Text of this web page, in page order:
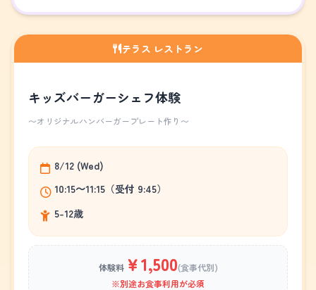
テラス レストラン
キッズバーガーシェフ体験
～オリジナルハンバーガープレート作り～
8/12 (Wed)
10:15～11:15（受付 9:45）
5-12歳
体験料￥1,500(食事代別)
※別途お食事利用が必須